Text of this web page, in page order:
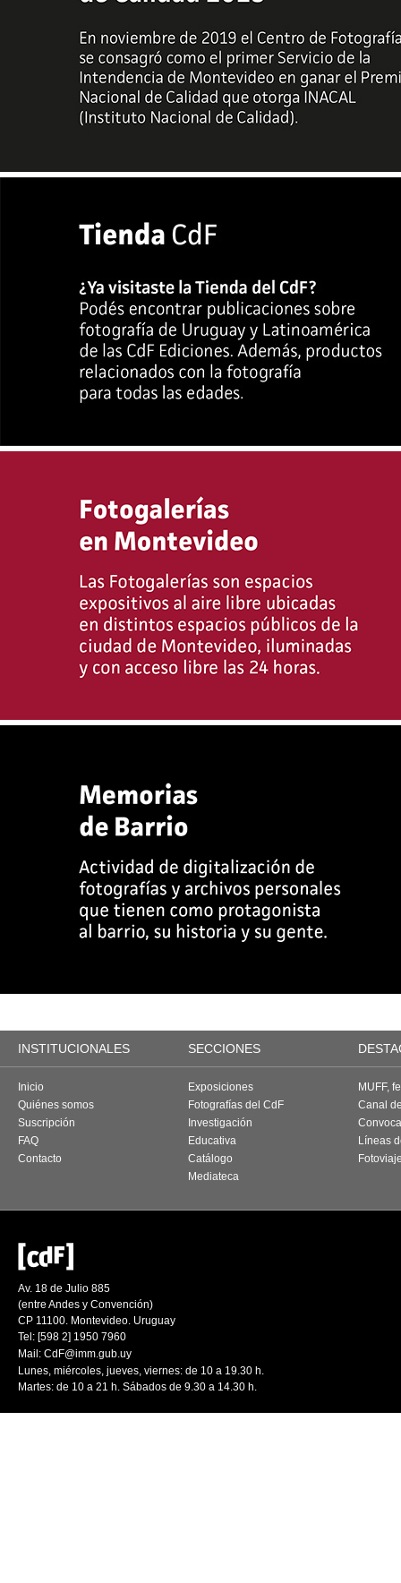
INSTITUCIONALES SECCIONES
Inicio
Quiénes somos
Suscripción
FAQ
Contacto
Exposiciones
Fotografías del CdF
Investigación
Educativa
Catálogo
Mediateca
MUFF,
Canal
Líneas
Av. 18 de Julio 885
(entre Andes y Convención)
CP 11100. Montevideo. Uruguay
Tel: [598 2] 1950 7960
Mail: CdF@imm.gub.uy
Lunes, miércoles, jueves, viernes: de 10 a 19.30 h.
Martes: de 10 a 21 h. Sábados de 9.30 a 14.30 h.